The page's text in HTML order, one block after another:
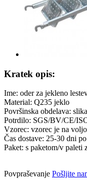
Kratek opis:
Ime: oder za jekleno
Material: Q235 jeklo
Površinska obdelava:
Potrdilo: SGS/BV/CE/
Vzorec: vzorec je na voljo
Čas dostave: 25-30 dni
Paket: s paketom/v paleti
Povpraševanje Pošljite